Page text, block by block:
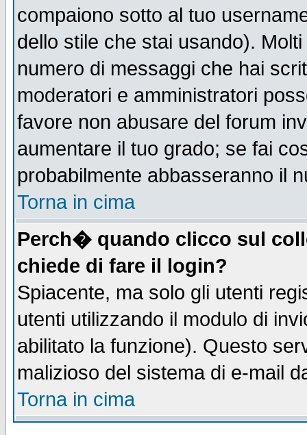
compaiono sotto al tuo
dello stile che stai usando).
numero di messaggi che hai
moderatori e amministratori
favore non abusare del forum
aumentare il tuo grado; se fai
probabilmente abbasseranno il
Torna in cima
Perch� quando clicco sul
chiede di fare il login?
Spiacente, ma solo gli utenti
utenti utilizzando il modulo di
abilitato la funzione). Questo
malizioso del sistema di e-mail
Torna in cima